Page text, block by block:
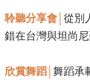
聆聽分享會│ 從別
錯在台灣與坦尚
欣賞舞蹈│ 舞蹈承